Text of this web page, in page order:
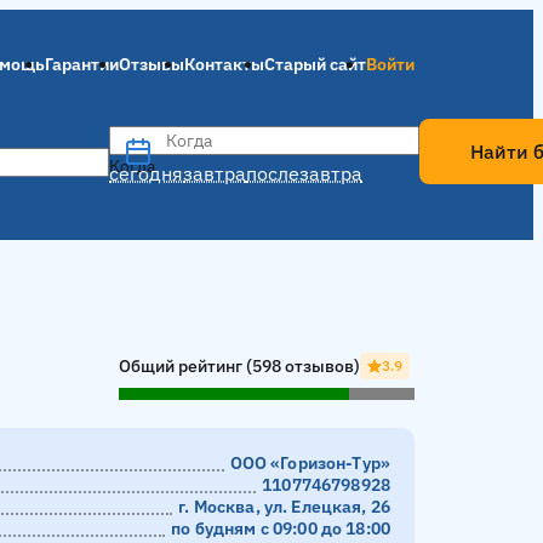
ГарантииОтзывыКонтактыСтарый сайтВойти
Когда
сегоднязавтрапослезавтра
Когда
Найти
Общий рейтинг (598 отзывов) 3.9
ООО «Горизон-Тур»
1107746798928
г. Москва, ул. Елецкая, 26
по будням с 09:00 до 18:00